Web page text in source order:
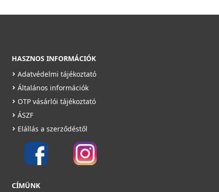
HASZNOS INFORMÁCIÓK
Adatvédelmi tájékoztató
Általános információk
OTP vásárlói tájékoztató
ÁSZF
Elállás a szerződéstől
CÍMÜNK